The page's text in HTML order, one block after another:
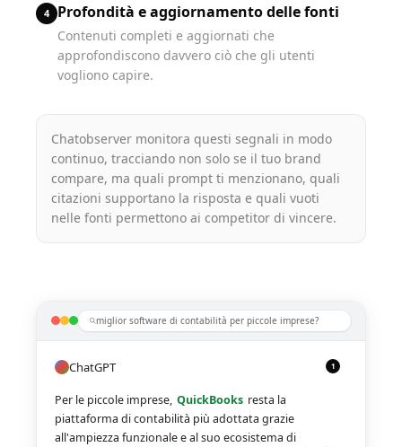
4 Profondità e aggiornamento delle fonti
Contenuti completi e aggiornati che
approfondiscono davvero ciò che gli utenti
vogliono capire.
Chatobserver monitora questi segnali in modo
continuo, tracciando non solo se il tuo brand
compare, ma quali prompt ti menzionano, quali
citazioni supportano la risposta e quali vuoti
nelle fonti permettono ai competitor di vincere.
miglior software di contabilità per piccole imprese?
ChatGPT 1
Per le piccole imprese, QuickBooks resta la
piattaforma di contabilità più adottata grazie
all'ampiezza funzionale e al suo ecosistema di